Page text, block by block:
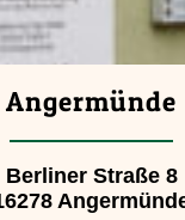
Angermünde
Berliner Straße 8